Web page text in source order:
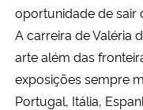
oportunidade de sair
A carreira de Valéria
arte além das
exposições sempre
Portugal, Itália,